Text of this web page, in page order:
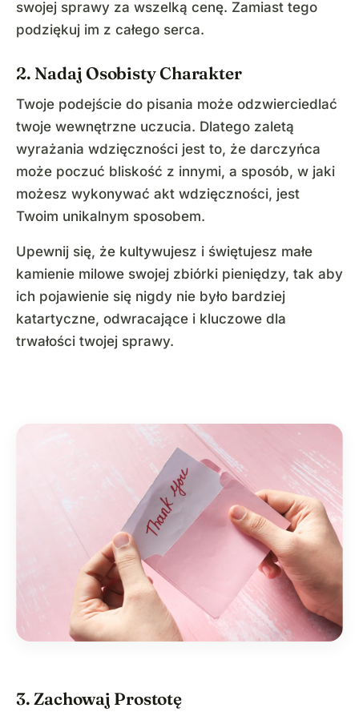
swojej sprawy za wszelką cenę. Zamiast tego
podziękuj im z całego serca.
2. Nadaj Osobisty Charakter
Twoje podejście do pisania może odzwierciedlać
twoje wewnętrzne uczucia. Dlatego zaletą
wyrażania wdzięczności jest to, że darczyńca
może poczuć bliskość z innymi, a sposób, w jaki
możesz wykonywać akt wdzięczności, jest
Twoim unikalnym sposobem.
Upewnij się, że kultywujesz i świętujesz małe
kamienie milowe swojej zbiórki pieniędzy, tak aby
ich pojawienie się nigdy nie było bardziej
katartyczne, odwracające i kluczowe dla
trwałości twojej sprawy.
3. Zachowaj Prostotę